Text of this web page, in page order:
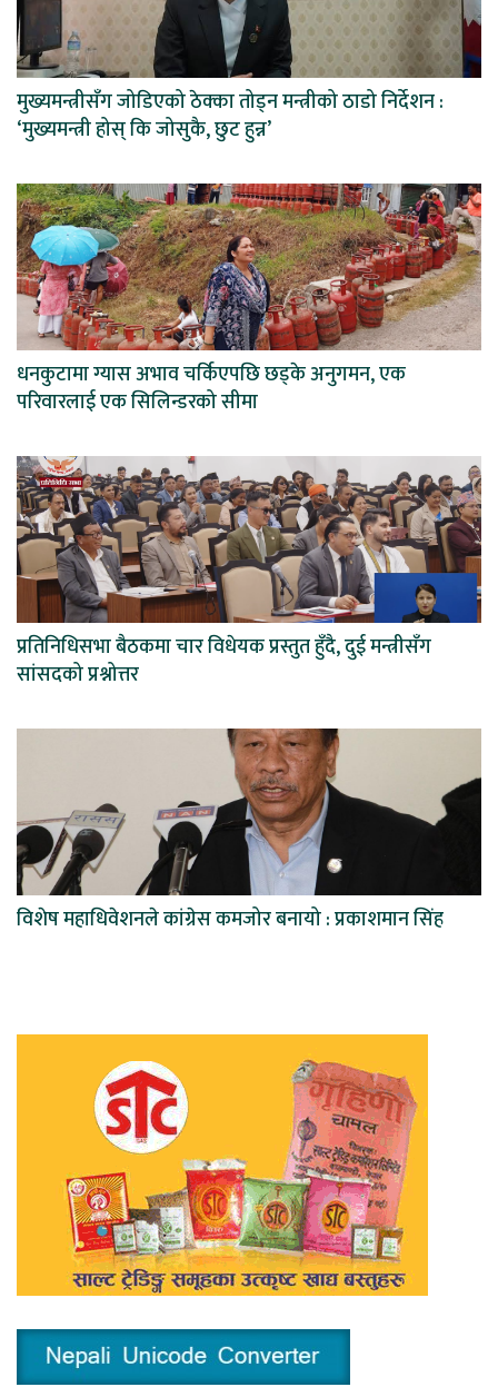
मुख्यमन्त्रीसँग जोडिएको ठेक्का तोड्न मन्त्रीको ठाडो निर्देशन :
‘मुख्यमन्त्री होस् कि जोसुकै, छुट हुन्न’
धनकुटामा ग्यास अभाव चर्किएपछि छड्के अनुगमन, एक
परिवारलाई एक सिलिन्डरको सीमा
प्रतिनिधिसभा बैठकमा चार विधेयक प्रस्तुत हुँदै, दुई मन्त्रीसँग
सांसदको प्रश्नोत्तर
विशेष महाधिवेशनले कांग्रेस कमजोर बनायो : प्रकाशमान सिंह